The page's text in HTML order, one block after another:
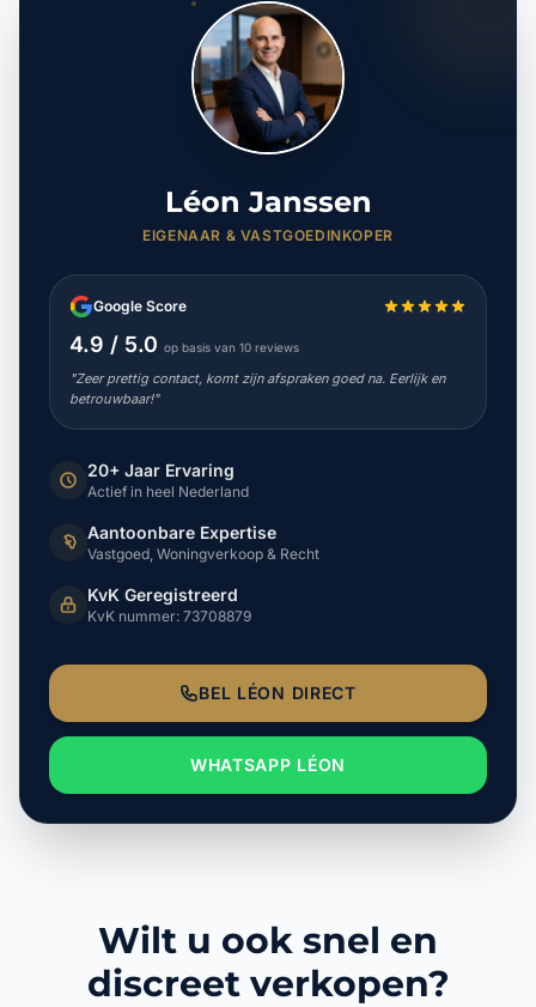
Léon Janssen
EIGENAAR & VASTGOEDINKOPER
Google Score
4.9 / 5.0 op basis van 10 reviews
"Zeer prettig contact, komt zijn afspraken goed na. Eerlijk en
betrouwbaar!"
20+ Jaar Ervaring
Actief in heel Nederland
Aantoonbare Expertise
Vastgoed, Woningverkoop & Recht
KvK Geregistreerd
KvK nummer: 73708879
BEL LÉON DIRECT
WHATSAPP LÉON
Wilt u ook snel en
discreet verkopen?